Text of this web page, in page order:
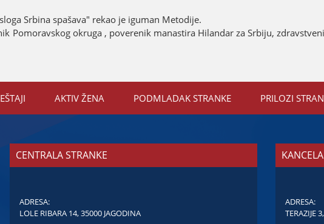
Srbina spašava" rekao јe iguman Metodiјe.
Pomoravskog okruga , poverenik manastira Hilandar za Srbiјu, zdravstveni
AKTIV ŽENA PODMLADAK STRANKE PRILOZI
CENTRALA STRANKE
ADRESA:
LOLE RIBARA 14, 35000 JAGODINA
ADRESA:
TERAZIJE